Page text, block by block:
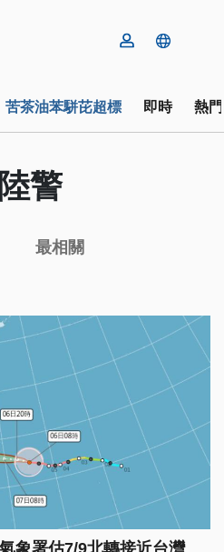
苦茶油苯駢芘超標 即時 熱
警
最相關